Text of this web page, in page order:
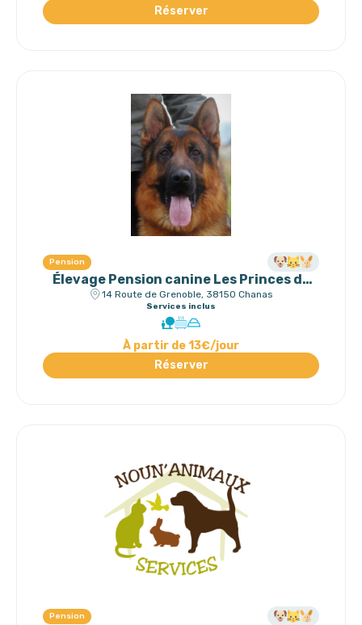
Réserver
Pension
Élevage Pension canine Les Princes de
Sarvar
14 Route de Grenoble, 38150 Chanas
Services inclus
À partir de 13€/jour
Réserver
Pension